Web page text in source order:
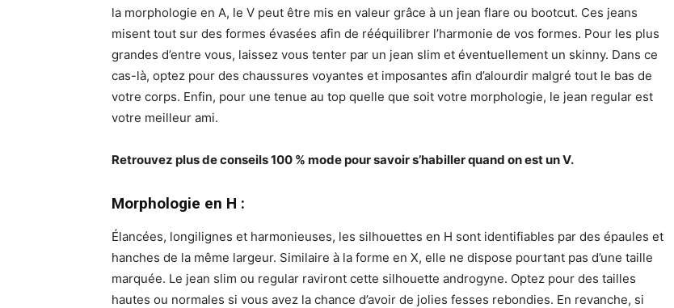
la morphologie en A, le V peut être mis en valeur grâce à un jean flare ou bootcut. Ces jeans
misent tout sur des formes évasées afin de rééquilibrer l’harmonie de vos formes. Pour les plus
grandes d’entre vous, laissez vous tenter par un jean slim et éventuellement un skinny. Dans ce
cas-là, optez pour des chaussures voyantes et imposantes afin d’alourdir malgré tout le bas de
votre corps. Enfin, pour une tenue au top quelle que soit votre morphologie, le jean regular est
votre meilleur ami.
Retrouvez plus de conseils 100 % mode pour savoir s’habiller quand on est un V.
Morphologie en H :
Élancées, longilignes et harmonieuses, les silhouettes en H sont identifiables par des épaules et
hanches de la même largeur. Similaire à la forme en X, elle ne dispose pourtant pas d’une taille
marquée. Le jean slim ou regular raviront cette silhouette androgyne. Optez pour des tailles
hautes ou normales si vous avez la chance d’avoir de jolies fesses rebondies. En revanche, si